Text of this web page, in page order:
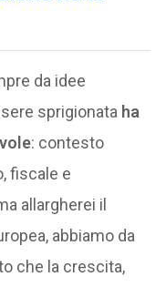
da idee
sprigionata ha
: contesto
fiscale e
allargherei il
abbiamo da
che la crescita,